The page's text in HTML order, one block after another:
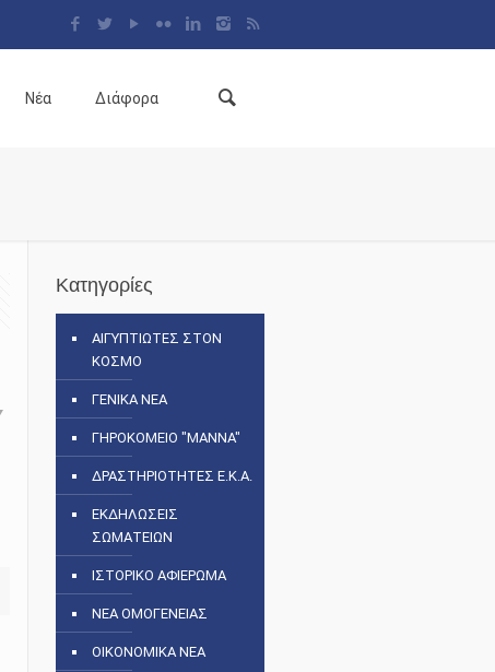
Νέα Διάφορα
Κατηγορίες
ΑΙΓΥΠΤΙΩΤΕΣ ΣΤΟΝ
ΚΟΣΜΟ
ΓΕΝΙΚΑ ΝΕΑ
ΓΗΡΟΚΟΜΕΙΟ "ΜΑΝΝΑ"
ΔΡΑΣΤΗΡΙΟΤΗΤΕΣ Ε.Κ.Α.
ΕΚΔΗΛΩΣΕΙΣ
ΣΩΜΑΤΕΙΩΝ
ΙΣΤΟΡΙΚΟ ΑΦΙΕΡΩΜΑ
ΝΕΑ ΟΜΟΓΕΝΕΙΑΣ
ΟΙΚΟΝΟΜΙΚΑ ΝΕΑ